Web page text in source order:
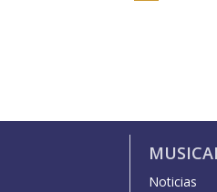
Noticias